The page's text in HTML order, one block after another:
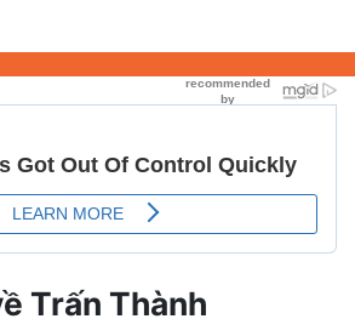
Trấn Thành